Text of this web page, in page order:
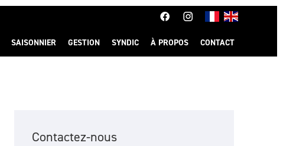
SAISONNIER GESTION SYNDIC À PROPOS CONTACT
Contactez-nous